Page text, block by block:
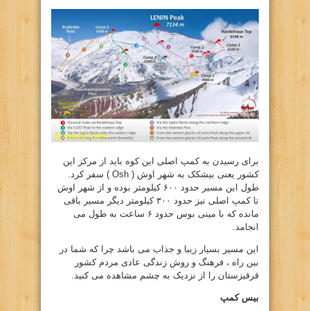
برای رسیدن به کمپ اصلی این کوه باید از مرکز این
کشور یعنی بیشکک به شهر اوش ( Osh ) سفر کرد.
طول این مسیر حدود ۶۰۰ کیلومتر بوده و از شهر اوش
تا کمپ اصلی نیز حدود ۳۰۰ کیلومتر دیگر مسیر باقی
مانده که با مینی بوس حدود ۶ ساعت به طول می
انجامد.
این مسیر بسیار زیبا و جذاب می باشد چرا که شما در
بین راه ، فرهنگ و روش زندگی عادی مردم کشور
قرقیزستان را از نزدیک به چشم مشاهده می کنید.
بیس کمپ